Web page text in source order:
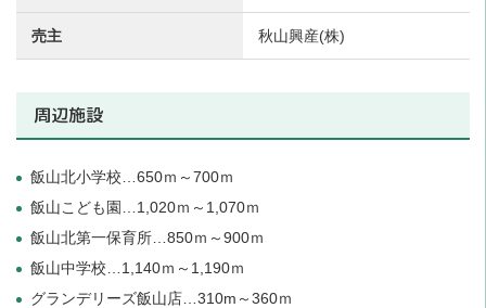
売主 秋山興産(株)
周辺施設
飯山北小学校…650ｍ～700ｍ
飯山こども園…1,020ｍ～1,070ｍ
飯山北第一保育所…850ｍ～900ｍ
飯山中学校…1,140ｍ～1,190ｍ
グランデリーズ飯山店…310m～360ｍ